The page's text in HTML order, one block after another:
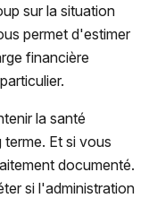
sur la situation
permet d'estimer
financière
la santé
Et si vous
documenté.
si l'administration